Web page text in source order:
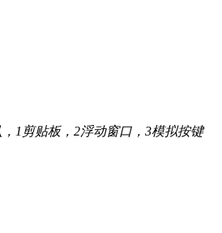
1剪贴板，2浮动窗口，3模拟按键